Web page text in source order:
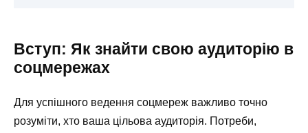
Вступ: Як знайти свою аудиторію в
соцмережах
Для успішного ведення соцмереж важливо точно
розуміти, хто ваша цільова аудиторія. Потреби,